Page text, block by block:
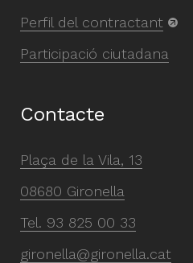
Perfil del contractant
Participació ciutadana
Contacte
Plaça de la Vila, 13
08680 Gironella
Tel. 93 825 00 33
gironella@gironella.cat